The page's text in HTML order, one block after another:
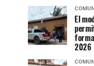
El
2026